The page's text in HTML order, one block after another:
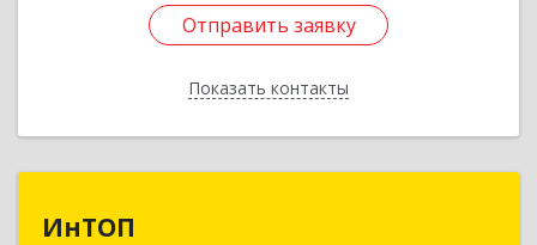
Отправить заявку
Показать контакты
Отправить заявку
Назад
ИнТОП